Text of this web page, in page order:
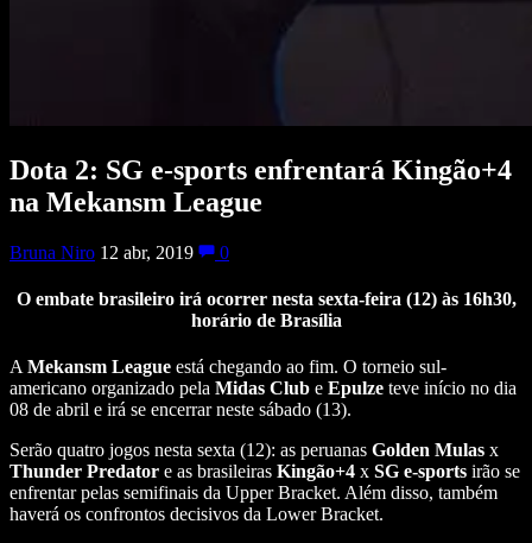
Dota 2: SG e-sports enfrentará Kingão+4
na Mekansm League
Bruna Niro 12 abr, 2019 0
O embate brasileiro irá ocorrer nesta sexta-feira (12) às 16h30,
horário de Brasília
A Mekansm League está chegando ao fim. O torneio sul-
americano organizado pela Midas Club e Epulze teve início no dia
08 de abril e irá se encerrar neste sábado (13).
Serão quatro jogos nesta sexta (12): as peruanas Golden Mulas x
Thunder Predator e as brasileiras Kingão+4 x SG e-sports irão se
enfrentar pelas semifinais da Upper Bracket. Além disso, também
haverá os confrontos decisivos da Lower Bracket.